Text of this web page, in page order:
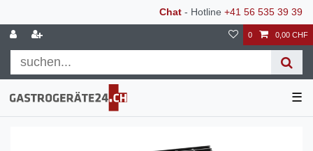
Chat - Hotline +41 56 535 39 39
0 0,00 CHF
☰